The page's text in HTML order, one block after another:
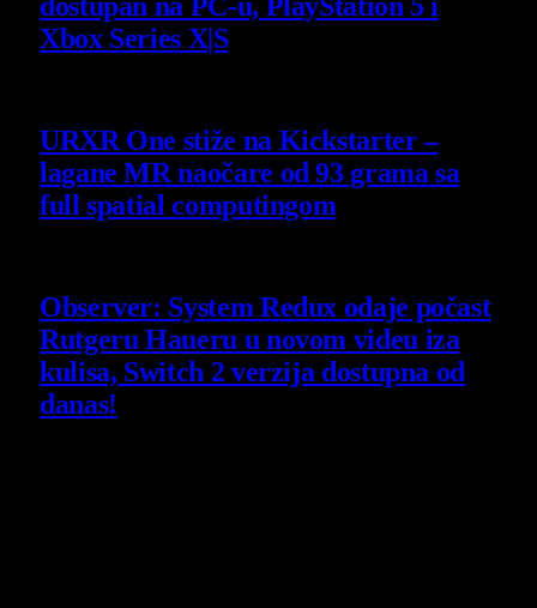
dostupan na PC-u, PlayStation 5 i
Xbox Series X|S
URXR One stiže na Kickstarter –
lagane MR naočare od 93 grama sa
full spatial computingom
Observer: System Redux odaje počast
Rutgeru Haueru u novom videu iza
kulisa, Switch 2 verzija dostupna od
danas!